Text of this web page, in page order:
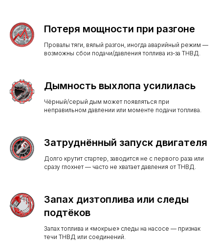
Потеря мощности при разгоне
Провалы тяги, вялый разгон, иногда аварийный режим —
возможны сбои подачи/давления топлива из-за ТНВД.
Дымность выхлопа усилилась
Чёрный/серый дым может появляться при
неправильном давлении или моменте подачи топлива.
Затруднённый запуск двигателя
Долго крутит стартер, заводится не с первого раза или
сразу глохнет — часто не хватает давления от ТНВД.
Запах дизтоплива или следы
подтёков
Запах топлива и «мокрые» следы на насосе — признак
течи ТНВД или соединений.